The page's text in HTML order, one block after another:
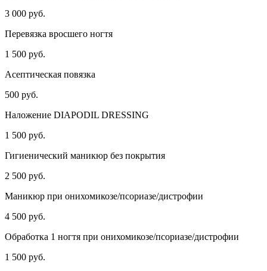
3 000 руб.
Перевязка вросшего ногтя
1 500 руб.
Асептическая повязка
500 руб.
Наложение DIAPODIL DRESSING
1 500 руб.
Гигиенический маникюр без покрытия
2 500 руб.
Маникюр при онихомикозе/псориазе/дистрофии
4 500 руб.
Обработка 1 ногтя при онихомикозе/псориазе/дистрофии
1 500 руб.